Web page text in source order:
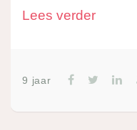
Lees verder
9 jaar